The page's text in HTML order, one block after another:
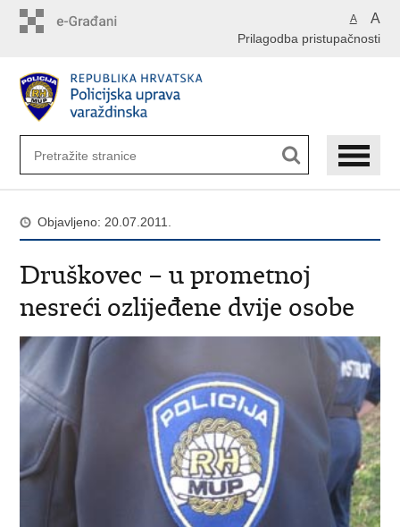
A A
Prilagodba pristupačnosti
Objavljeno: 20.07.2011.
Druškovec – u prometnoj
nesreći ozlijeđene dvije osobe